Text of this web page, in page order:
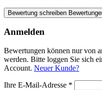
Bewertung schreiben
Anmelden
Bewertungen können nur von
werden. Bitte loggen Sie sich
Account. Neuer Kunde?
Ihre E-Mail-Adresse *